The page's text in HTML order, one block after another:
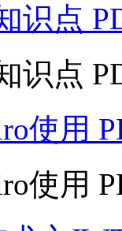
识点
识点
使用
使用